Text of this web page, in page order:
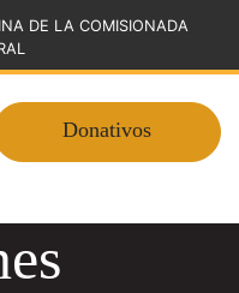
DE LA COMISIONADA
Donativos